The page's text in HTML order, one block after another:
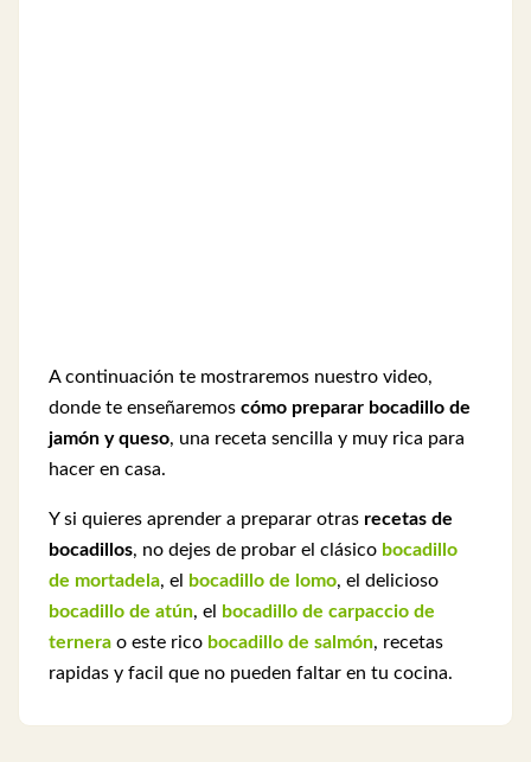
A continuación te mostraremos nuestro video,
donde te enseñaremos cómo preparar bocadillo de
jamón y queso, una receta sencilla y muy rica para
hacer en casa.
Y si quieres aprender a preparar otras recetas de
bocadillos, no dejes de probar el clásico bocadillo
de mortadela, el bocadillo de lomo, el delicioso
bocadillo de atún, el
bocadillo de carpaccio de
ternera o este rico bocadillo de salmón, recetas
rapidas y facil que no pueden faltar en tu cocina.